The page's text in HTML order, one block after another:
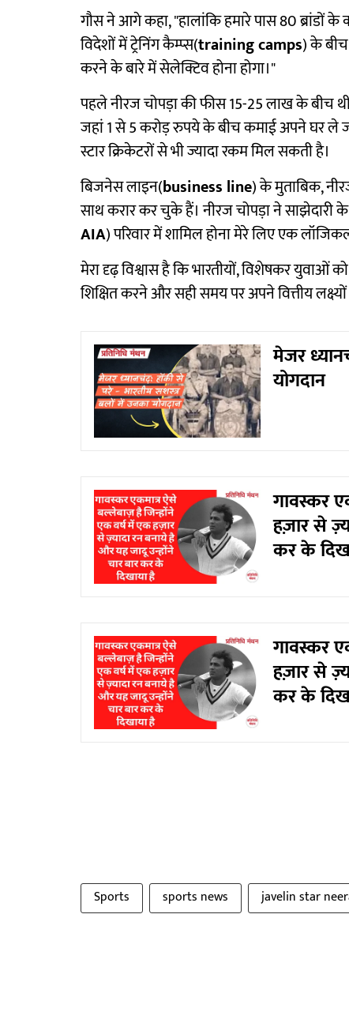
गौस ने आगे कहा, "हालांकि हमारे पास 80 ब्रांडों
विदेशों में ट्रेनिंग कैम्प्स(training camps) के बीच
करने के बारे में सेलेक्टिव होना होगा।"
पहले नीरज चोपड़ा की फीस 15-25 लाख के बीच
जहां 1 से 5 करोड़ रुपये के बीच कमाई अपने घर ले
स्टार क्रिकेटरों से भी ज्यादा रकम मिल सकती है।
बिजनेस लाइन(business line) के मुताबिक,
साथ करार कर चुके हैं। नीरज चोपड़ा ने साझेदारी
AIA) परिवार में शामिल होना मेरे लिए एक
मेरा दृढ़ विश्वास है कि भारतीयों, विशेषकर युवाओं
शिक्षित करने और सही समय पर अपने वित्तीय
मेजर
योगदान
गावस्कर
हज़ार से
कर के
गावस्कर
हज़ार से
कर के
Sports sports news javelin star